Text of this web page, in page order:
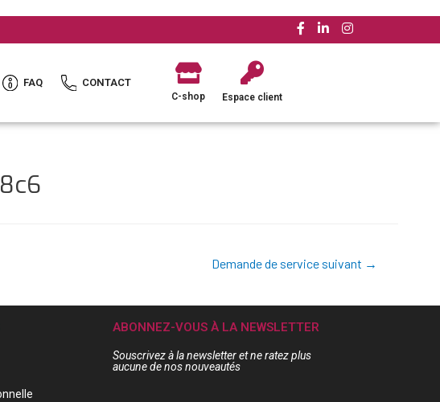
FAQ CONTACT
C-shop Espace client
Demande de service suivant →
ABONNEZ-VOUS À LA NEWSLETTER
Souscrivez à la newsletter et ne ratez plus
aucune de nos nouveautés